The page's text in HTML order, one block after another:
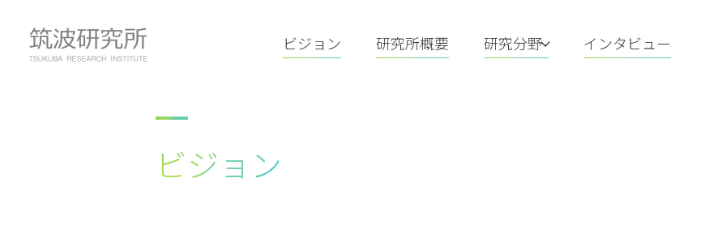
ビジョン 研究所概要 研究分野 インタビュー
ビジョン